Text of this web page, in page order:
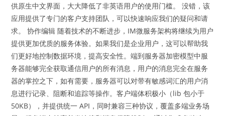
供原生中文界面，大大降低了非英语用户的使用门槛。 没错，该
应用提供了专门的客户支持团队，可以快速响应我们的疑问和请
求。 协作编辑 随着技术的不断进步，IM微服务架构将继续为用户
提供更加优质的服务体验。如果我们是企业用户，这可以帮助我
们更好地控制数据环境，提高安全性。端到服务器加密模型中服
务器能够完全获取通信用户的所有消息，用户的消息完全在服务
器的掌控之下，如有需要，服务器可以对带有敏感词汇的用户消
息进行记录、阻断和追踪等操作。客户端体积极小（lib 包小于
50KB），并提供统一 API，同时兼容三种协议，覆盖多端业务场